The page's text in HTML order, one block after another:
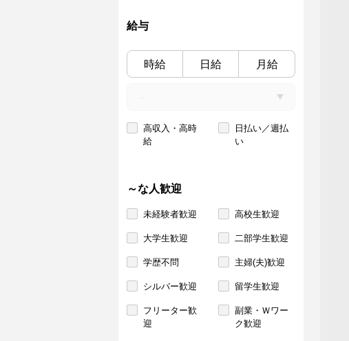
給与
時給 日給 月給
高収入・高時
給
日払い／週払
い
～な人歓迎
未経験者歓迎 高校生歓迎
大学生歓迎 二部学生歓迎
学歴不問 主婦(夫)歓迎
シルバー歓迎 留学生歓迎
フリーター歓
迎
副業・Ｗワー
ク歓迎